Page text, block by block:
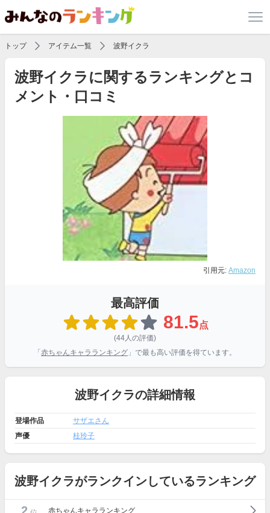
トップ アイテム一覧 波野イクラ
波野イクラに関するランキングとコ
メント・口コミ
引用元: Amazon
最高評価
81.5点
(44人の評価)
「 赤ちゃんキャラランキング 」で最も高い評価を得ています。
波野イクラの詳細情報
登場作品
サザエさん
声優
桂玲子
波野イクラがランクインしているランキング
赤ちゃんキャラランキング